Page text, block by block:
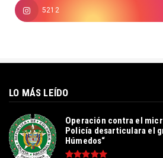
5212
LO MÁS LEÍDO
Operación contra el
Policía desarticulara el
Húmedos“